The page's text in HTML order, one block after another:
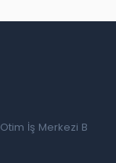
İş Merkezi B